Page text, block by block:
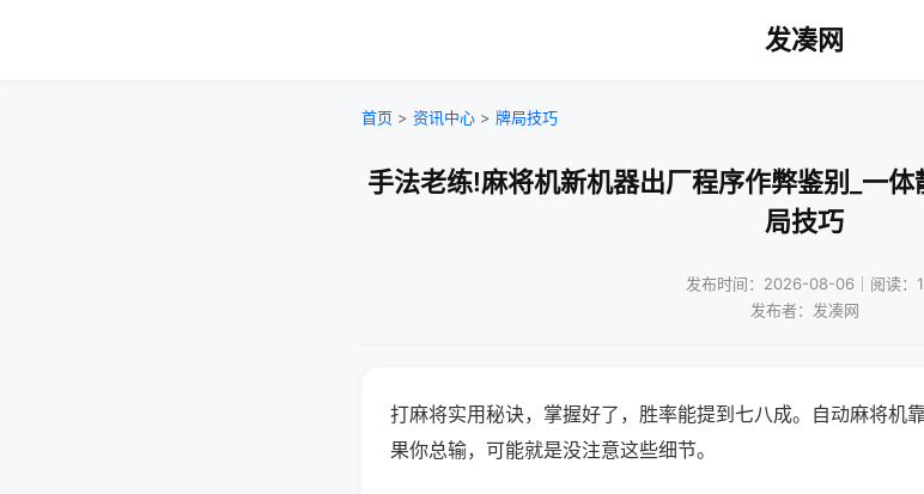
发凑网
首页 > 资讯中心 > 牌局技巧
手法老练!麻将机新机器出厂程序作弊鉴别_一
局技巧
发布时间：2026-08-06｜阅读：1
发布者：发凑网
打麻将实用秘诀，掌握好了，胜率能提到七八成。自动麻将机
果你总输，可能就是没注意这些细节。